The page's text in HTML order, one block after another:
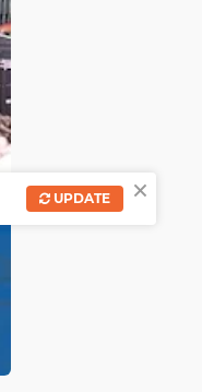
×
UPDATE